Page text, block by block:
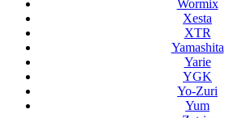
Wormix
Xesta
XTR
Yamashita
Yarie
YGK
Yo-Zuri
Yum